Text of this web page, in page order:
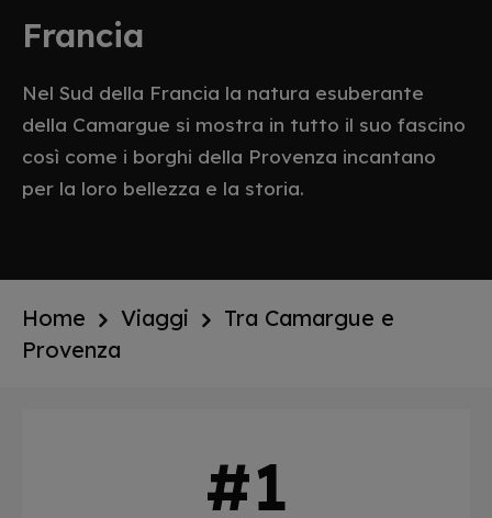
Francia
Nel Sud della Francia la natura esuberante
della Camargue si mostra in tutto il suo fascino
così come i borghi della Provenza incantano
per la loro bellezza e la storia.
Home Viaggi
Tra Camargue e
Provenza